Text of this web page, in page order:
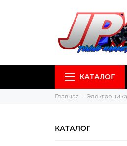
КАТАЛОГ
Главная Электроника
КАТАЛОГ